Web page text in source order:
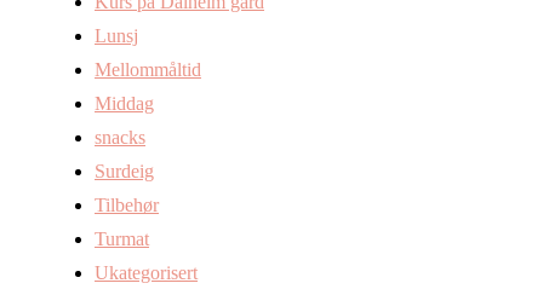
Lunsj
Mellommåltid
Middag
snacks
Surdeig
Tilbehør
Turmat
Ukategorisert